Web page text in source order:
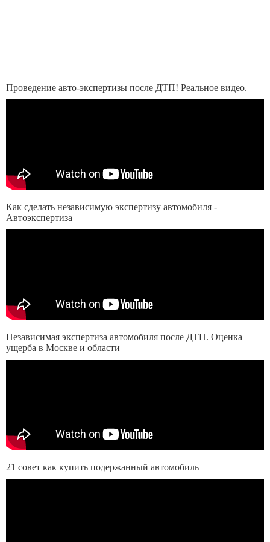
Проведение авто-экспертизы после ДТП! Реальное видео.
Как сделать независимую экспертизу автомобиля -
Автоэкспертиза
Независимая экспертиза автомобиля после ДТП. Оценка
ущерба в Москве и области
21 совет как купить подержанный автомобиль